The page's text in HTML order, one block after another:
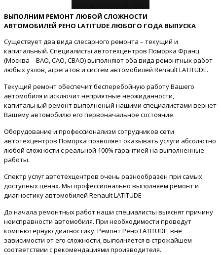
ВЫПОЛНИМ РЕМОНТ ЛЮБОЙ СЛОЖНОСТИ
АВТОМОБИЛЕЙ РЕНО LATITUDE ЛЮБОГО ГОДА ВЫПУСКА
Существует два вида слесарного ремонта – текущий и
капитальный. Специалисты автотехцентров Поморка Франц
(Москва – ВАО, САО, СВАО) выполняют оба вида ремонтных работ
любых узлов, агрегатов и систем автомобилей Renault LATITUDE.
Текущий ремонт обеспечит бесперебойную работу Вашего
автомобиля и исключит неприятные неожиданности,
капитальный ремонт выполненый нашими специалистами вернет
Вашему автомобилю его первоначальное состояние.
Оборудование и профессионализм сотрудников сети
автотехцентров Поморка позволяет оказывать услуги абсолютно
любой сложности с реальной 100% гарантией на выполненные
работы.
Спектр услуг автотехцентров очень разнообразен при самых
доступных ценах. Мы профессионально выполняем ремонт и
диагностику автомобилей Renault LATITUDE
До начала ремонтных работ наши специалисты выяснят причину
неисправности автомобиля. При необходимости проведут
компьютерную диагностику. Ремонт Рено LATITUDE, вне
зависимости от его сложности, выполняется в строжайшем
соответствии с рекомендациями производителя.